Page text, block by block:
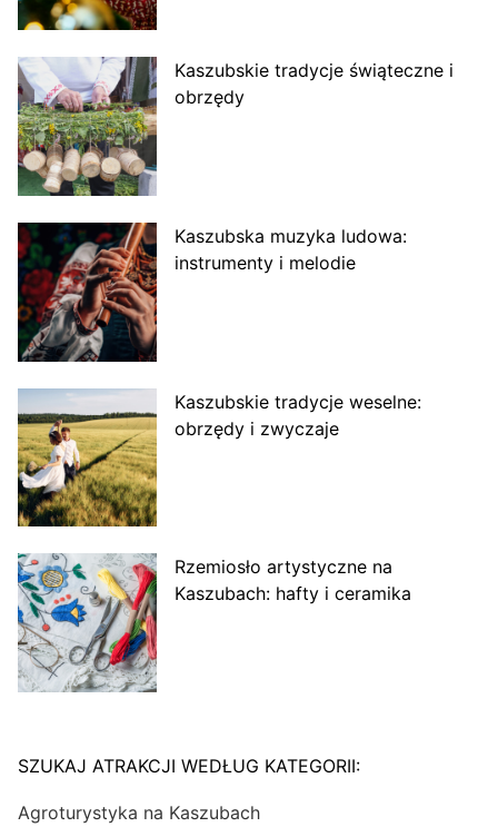
Kaszubskie tradycje świąteczne i
obrzędy
Kaszubska muzyka ludowa:
instrumenty i melodie
Kaszubskie tradycje weselne:
obrzędy i zwyczaje
Rzemiosło artystyczne na
Kaszubach: hafty i ceramika
SZUKAJ ATRAKCJI WEDŁUG KATEGORII:
Agroturystyka na Kaszubach